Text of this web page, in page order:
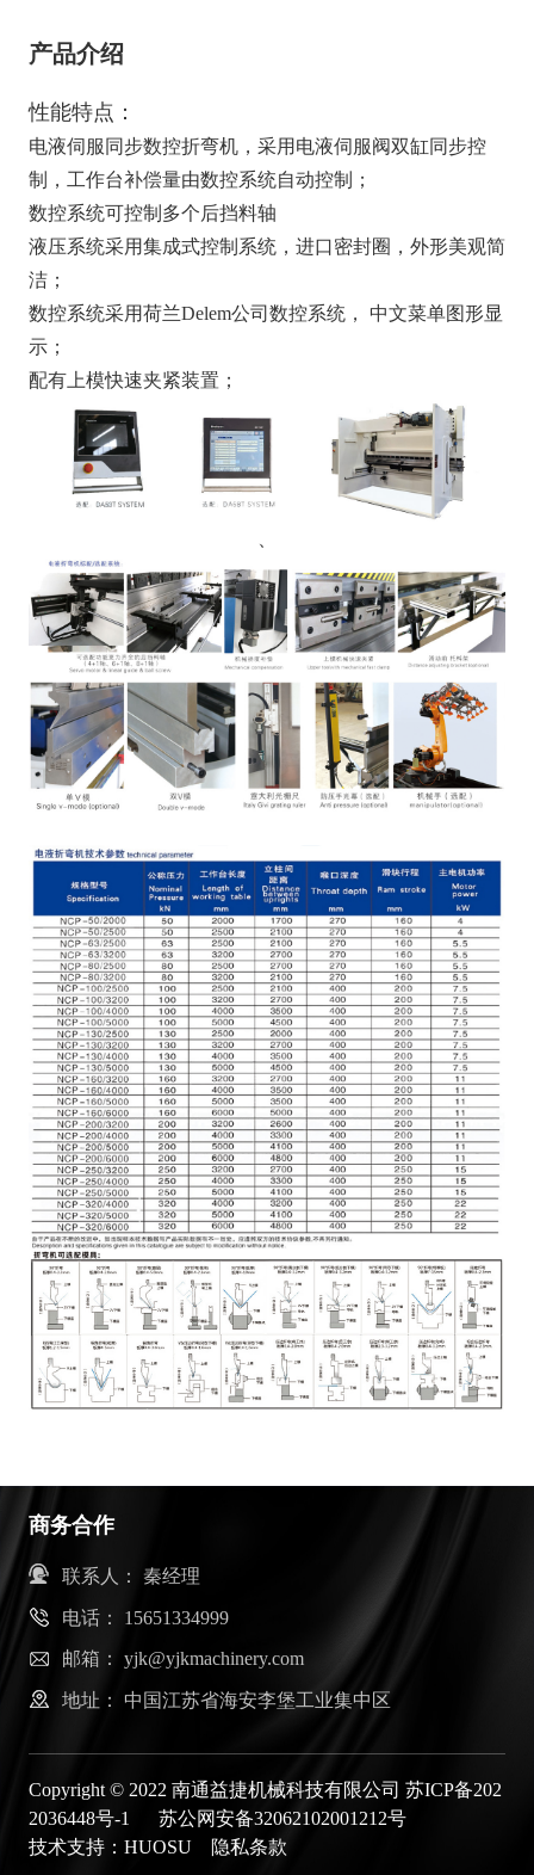
产品介绍
性能特点：
电液伺服同步数控折弯机，采用电液伺服阀双缸同步控
制，工作台补偿量由数控系统自动控制；
数控系统可控制多个后挡料轴
液压系统采用集成式控制系统，进口密封圈，外形美观简
洁；
数控系统采用荷兰Delem公司数控系统， 中文菜单图形显
示；
配有上模快速夹紧装置；
商务合作
联系人： 秦经理
电话：
15651334999
邮箱：
yjk@yjkmachinery.com
地址： 中国江苏省海安李堡工业集中区
Copyright © 2022 南通益捷机械科技有限公司 苏ICP备202
2036448号-1
苏公网安备32062102001212号
技术支持： HUOSU 隐私条款